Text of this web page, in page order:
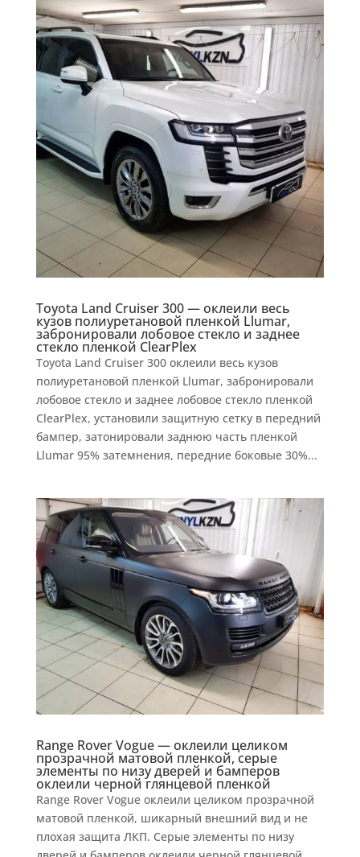
Toyota Land Cruiser 300 — оклеили весь
кузов полиуретановой пленкой Llumar,
забронировали лобовое стекло и заднее
стекло пленкой ClearPlex
Toyota Land Cruiser 300 оклеили весь кузов
полиуретановой пленкой Llumar, забронировали
лобовое стекло и заднее лобовое стекло пленкой
ClearPlex, установили защитную сетку в передний
бампер, затонировали заднюю часть пленкой
Llumar 95% затемнения, передние боковые 30%...
Range Rover Vogue — оклеили целиком
прозрачной матовой пленкой, серые
элементы по низу дверей и бамперов
оклеили черной глянцевой пленкой
Range Rover Vogue оклеили целиком прозрачной
матовой пленкой, шикарный внешний вид и не
плохая защита ЛКП. Серые элементы по низу